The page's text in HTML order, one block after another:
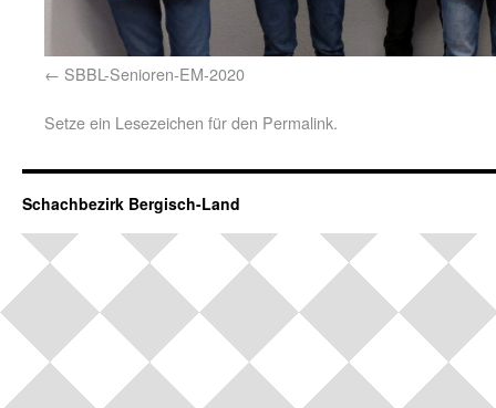
SBBL-Senioren-EM-2020
Setze ein Lesezeichen für den Permalink.
Schachbezirk Bergisch-Land